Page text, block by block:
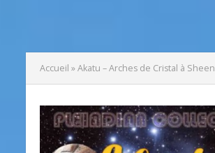
Accueil »Akatu – Arches de Cristal à Sheen